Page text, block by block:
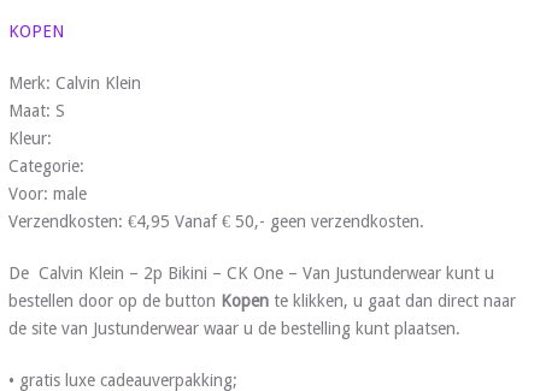
KOPEN
Merk: Calvin Klein
Maat: S
Kleur:
Categorie:
Voor: male
Verzendkosten: €4,95 Vanaf € 50,- geen verzendkosten.
De Calvin Klein – 2p Bikini – CK One – Van Justunderwear kunt u
bestellen door op de button Kopente klikken, u gaat dan direct naar
de site van Justunderwear waar u de bestelling kunt plaatsen.
• gratis luxe cadeauverpakking;